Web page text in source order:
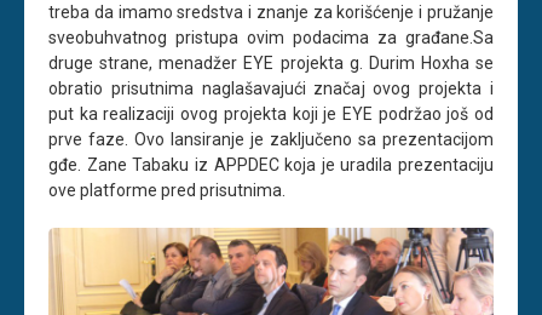
treba da imamo sredstva i znanje za korišćenje i pružanje
sveobuhvatnog pristupa ovim podacima za građane.Sa
druge strane, menadžer EYE projekta g. Durim Hoxha se
obratio prisutnima naglašavajući značaj ovog projekta i
put ka realizaciji ovog projekta koji je EYE podržao još od
prve faze. Ovo lansiranje je zaključeno sa prezentacijom
gđe. Zane Tabaku iz APPDEC koja je uradila prezentaciju
ove platforme pred prisutnima.